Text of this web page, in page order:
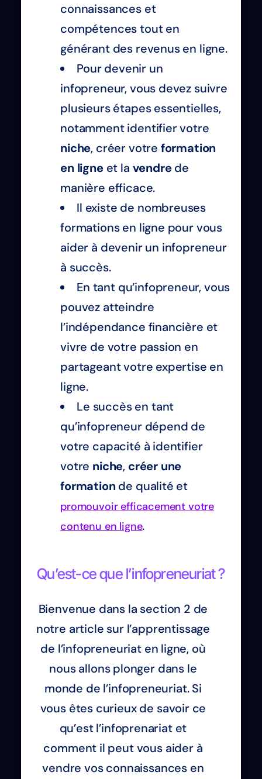
connaissances et
compétences tout en
générant des revenus en ligne.
Pour devenir un
infopreneur, vous devez suivre
plusieurs étapes essentielles,
notamment identifier votre
niche, créer votre formation
en ligneet la vendrede
manière efficace.
Il existe de nombreuses
formations en ligne pour vous
aider à devenir un infopreneur
à succès.
En tant qu’infopreneur, vous
pouvez atteindre
l’indépendance financière et
vivre de votre passion en
partageant votre expertise en
ligne.
Le succès en tant
qu’infopreneur dépend de
votre capacité à identifier
votre niche, créer une
formationde qualité et
promouvoir efficacement votre
contenu en ligne.
Qu’est-ce que l’infopreneuriat ?
Bienvenue dans la section 2 de
notre article sur l’apprentissage
de l’infopreneuriat en ligne, où
nous allons plonger dans le
monde de l’infopreneuriat. Si
vous êtes curieux de savoir ce
qu’est l’infoprenariat et
comment il peut vous aider à
vendre vos connaissances en